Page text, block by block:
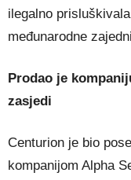
ilegalno
međunarodne
Prodao je
zasjedi
Centurion je bio
kompanijom Alpha